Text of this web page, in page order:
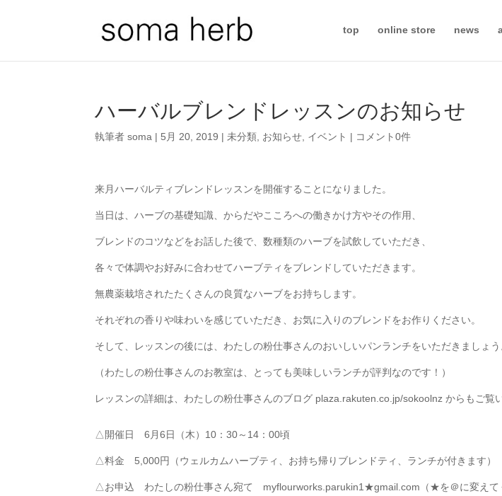
top online store news
ハーバルブレンドレッスンのお知らせ
執筆者soma | 5月 20, 2019 | 未分類 お知らせ イベント | コメント0件
来月ハーバルティブレンドレッスンを開催することになりました。
当日は、ハーブの基礎知識、からだやこころへの働きかけ方やその作用、
ブレンドのコツなどをお話した後で、数種類のハーブを試飲していただき、
各々で体調やお好みに合わせてハーブティをブレンドしていただきます。
無農薬栽培されたたくさんの良質なハーブをお持ちします。
それぞれの香りや味わいを感じていただき、お気に入りのブレンドをお作りください。
そして、レッスンの後には、わたしの粉仕事さんのおいしいパンランチをいただきましょう
（わたしの粉仕事さんのお教室は、とっても美味しいランチが評判なのです！）
レッスンの詳細は、わたしの粉仕事さんのブログ plaza.rakuten.co.jp/sokoolnz からもご覧
△開催日 6月6日（木）10：30～14：00頃
△料金 5,000円（ウェルカムハーブティ、お持ち帰りブレンドティ、ランチが付きます）
△お申込 わたしの粉仕事さん宛て myflourworks.parukin1★gmail.com（★を＠に変えて